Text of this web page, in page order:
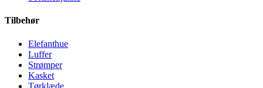
Tilbehør
Elefanthue
Luffer
Strømper
Kasket
Tørklæde